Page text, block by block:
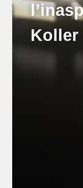
Koller